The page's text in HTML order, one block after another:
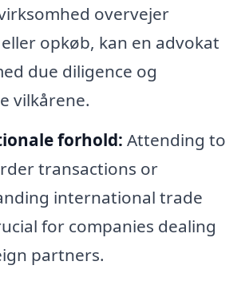
overvejer
opkøb, kan en advokat
due diligence og
vilkårene.
forhold: Attending to
transactions or
international trade
for companies dealing
partners.